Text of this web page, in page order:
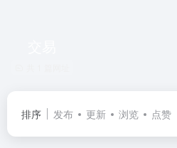
排序 发布 更新 浏览 点赞